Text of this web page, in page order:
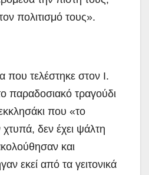
πολιτισμό τους».
που τελέστηκε στον Ι.
παραδοσιακό τραγούδι
που «το
δεν έχει ψάλτη
και
εκεί από τα γειτονικά